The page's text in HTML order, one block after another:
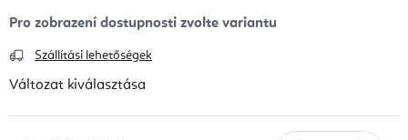
Szállítási lehetőségek
Változat kiválasztása